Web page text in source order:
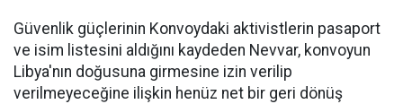
Güvenlik güçlerinin Konvoydaki aktivistlerin pasaport
ve isim listesini aldığını kaydeden Nevvar, konvoyun
Libya'nın doğusuna girmesine izin verilip
verilmeyeceğine ilişkin henüz net bir geri dönüş